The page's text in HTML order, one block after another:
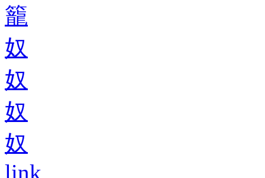
籠
奴
奴
奴
奴
link